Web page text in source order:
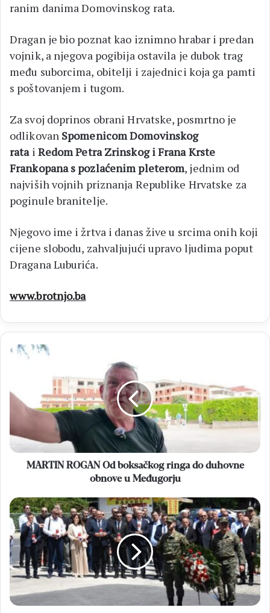
ranim danima Domovinskog rata.
Dragan je bio poznat kao iznimno hrabar i predan
vojnik, a njegova pogibija ostavila je dubok trag
među suborcima, obitelji i zajednici koja ga pamti
s poštovanjem i tugom.
Za svoj doprinos obrani Hrvatske, posmrtno je
odlikovan Spomenicom Domovinskog
ratai Redom Petra Zrinskog i Frana Krste
Frankopana s pozlaćenim pleterom, jednim od
najviših vojnih priznanja Republike Hrvatske za
poginule branitelje.
Njegovo ime i žrtva i danas žive u srcima onih koji
cijene slobodu, zahvaljujući upravo ljudima poput
Dragana Luburića.
www.brotnjo.ba
MARTIN
ROGAN
ringa
duhovne
obnove
u
Međugorju
MARTIN ROGAN Od boksačkog ringa do duhovne
obnove u Međugorju
LIPANJSKE
ZORE
Braniteljima
odani
počast
i
zahvala